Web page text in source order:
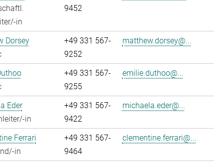
in
9452
Dorsey
+49 331 567-
9252
matthew.dorsey@...
+49 331 567-
9255
emilie.duthoo@...
Eder
in
+49 331 567-
9422
michaela.eder@...
Ferrari
in
+49 331 567-
9464
clementine.ferrari@...